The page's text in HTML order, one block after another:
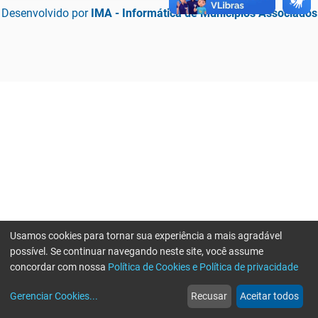
Desenvolvido por IMA - Informática de Municípios Associados
web
Notícias
more_horiz
Mais
Usamos cookies para tornar sua experiência a mais agradável
possível. Se continuar navegando neste site, você assume
concordar com nossa Política de Cookies e Política de privacidade
Gerenciar Cookies... Recusar Aceitar todos
Erro ao enviar informações, por favor tente novamente